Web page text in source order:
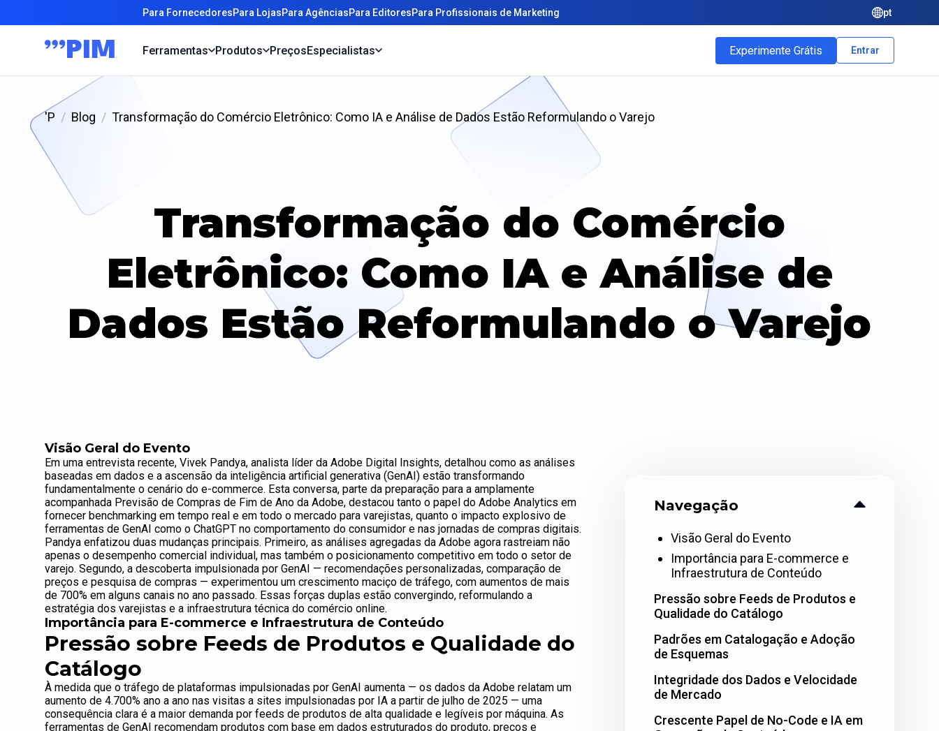
Para FornecedoresPara LojasPara AgênciasPara EditoresPara Profissionais de Marketing pt
Ferramentas Produtos PreçosEspecialistas Experimente Grátis Entrar
'P Blog Transformação do Comércio Eletrônico: Como IA e Análise de Dados Estão Reformulando o Varejo
Transformação do Comércio
Eletrônico: Como IA e Análise de
Dados Estão Reformulando o Varejo
Visão Geral do Evento
Em uma entrevista recente, Vivek Pandya, analista líder da Adobe Digital Insights, detalhou como as análises
baseadas em dados e a ascensão da inteligência artificial generativa (GenAI) estão transformando
fundamentalmente o cenário do e-commerce. Esta conversa, parte da preparação para a amplamente
acompanhada Previsão de Compras de Fim de Ano da Adobe, destacou tanto o papel do Adobe Analytics em
fornecer benchmarking em tempo real e em todo o mercado para varejistas, quanto o impacto explosivo de
ferramentas de GenAI como o ChatGPT no comportamento do consumidor e nas jornadas de compras digitais.
Pandya enfatizou duas mudanças principais. Primeiro, as análises agregadas da Adobe agora rastreiam não
apenas o desempenho comercial individual, mas também o posicionamento competitivo em todo o setor de
varejo. Segundo, a descoberta impulsionada por GenAI — recomendações personalizadas, comparação de
preços e pesquisa de compras — experimentou um crescimento maciço de tráfego, com aumentos de mais
de 700% em alguns canais no ano passado. Essas forças duplas estão convergindo, reformulando a
estratégia dos varejistas e a infraestrutura técnica do comércio online.
Importância para E-commerce e Infraestrutura de Conteúdo
Pressão sobre Feeds de Produtos e Qualidade do
Catálogo
À medida que o tráfego de plataformas impulsionadas por GenAI aumenta — os dados da Adobe relatam um
aumento de 4.700% ano a ano nas visitas a sites impulsionadas por IA a partir de julho de 2025 — uma
consequência clara é a maior demanda por feeds de produtos de alta qualidade e legíveis por máquina. As
ferramentas de GenAI recomendam produtos com base em dados estruturados do produto, preços e
Navegação
Visão Geral do Evento
Importância para E-commerce e
Infraestrutura de Conteúdo
Pressão sobre Feeds de Produtos e
Qualidade do Catálogo
Padrões em Catalogação e Adoção
de Esquemas
Integridade dos Dados e Velocidade
de Mercado
Crescente Papel de No-Code e IA em